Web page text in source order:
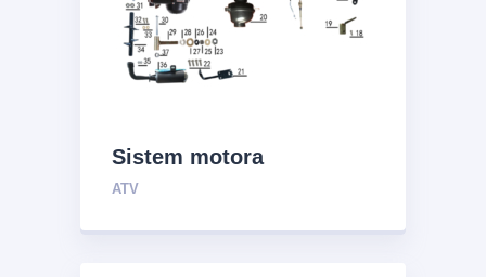
Sistem motora
ATV